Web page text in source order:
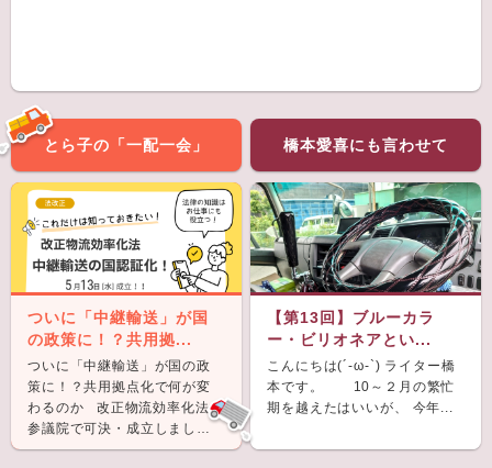
とら子の「一配一会」
ついに「中継輸送」が国
の政策に！？共用拠...
ついに「中継輸送」が国の政
策に！？共用拠点化で何が変
わるのか 改正物流効率化法が
参議院で可決・成立しまし
た。 &nb...
橋本愛喜にも言わせて
【第13回】ブルーカラ
ー・ビリオネアとい...
こんにちは(´-ω-`) ライター橋
本です。 10～２月の繁忙
期を越えたはいいが、 今年...